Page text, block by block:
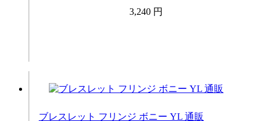
3,240 円
ブレスレット フリンジ ボニー YL 通販